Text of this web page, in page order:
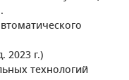
2023 г.)
технологий